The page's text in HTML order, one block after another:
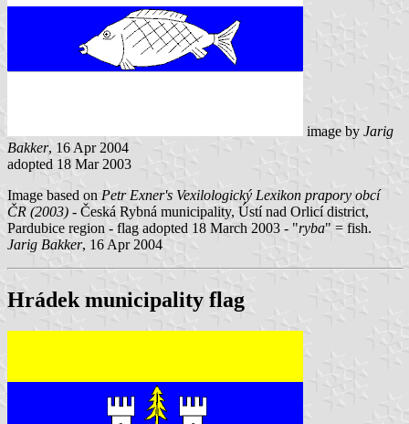
image by Jarig
Bakker, 16 Apr 2004
adopted 18 Mar 2003
Image based on Petr Exner's Vexilologický Lexikon prapory obcí
ČR (2003) - Česká Rybná municipality, Ústí nad Orlicí district,
Pardubice region - flag adopted 18 March 2003 - "ryba" = fish.
Jarig Bakker, 16 Apr 2004
Hrádek municipality flag